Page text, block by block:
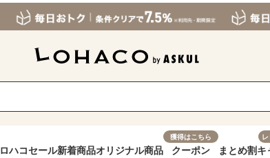
ロハコセール新着商品オリジナル商品
獲得はこちら
クーポン まとめ割キ